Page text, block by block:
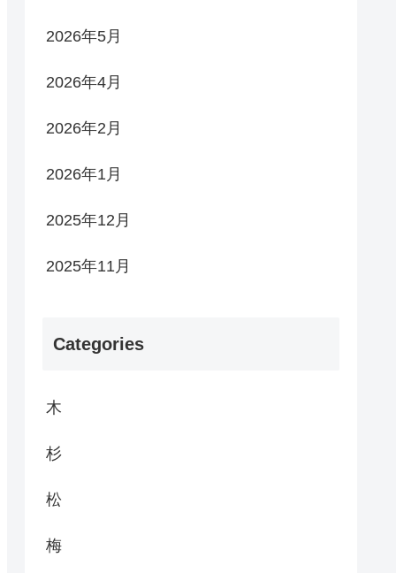
2026年5月
2026年4月
2026年2月
2026年1月
2025年12月
2025年11月
Categories
木
杉
松
梅